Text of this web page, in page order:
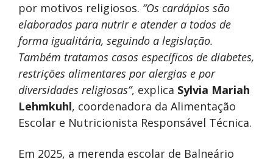
por motivos religiosos. “Os cardápios são
elaborados para nutrir e atender a todos de
forma igualitária, seguindo a legislação.
Também tratamos casos específicos de diabetes,
restrições alimentares por alergias e por
diversidades religiosas”, explica Sylvia Mariah
Lehmkuhl, coordenadora da Alimentação
Escolar e Nutricionista Responsável Técnica.
Em 2025, a merenda escolar de Balneário